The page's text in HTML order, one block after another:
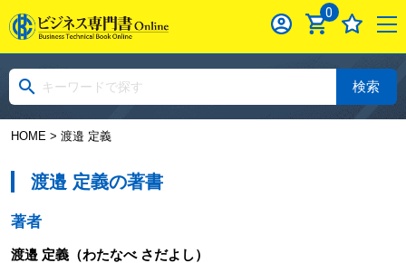
0
検索
HOME> 渡邉 定義
渡邉 定義の著書
著者
渡邉 定義（わたなべ さだよし）